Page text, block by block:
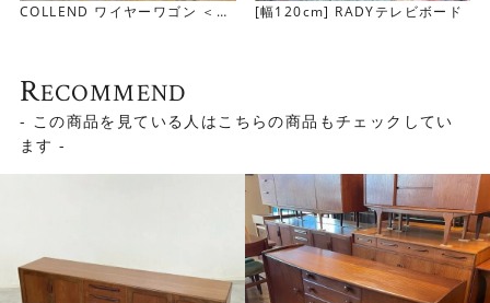
COLLEND ワイヤーワゴン ＜
[幅120cm] RADYテレビボード
RECOMMEND
- この商品を見ている人はこちらの商品もチェックしてい
ます -